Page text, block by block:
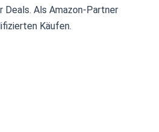
Deals. Als Amazon-Partner
Käufen.